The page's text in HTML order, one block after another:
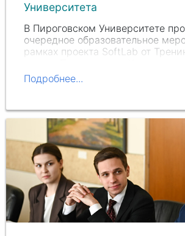
Университета
В Пироговском Университете
очередное образовательное
рамках проекта SoftLab от
посвященное вопросам
обучающихся медицинских
Подробнее...